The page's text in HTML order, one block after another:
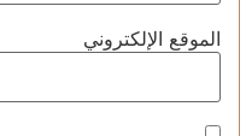
الموقع الإلكتروني